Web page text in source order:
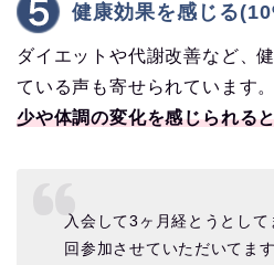
健康効果を感じる
ダイエットや代謝改善など、
ている声も寄せられています
少や体調の変化を感じられる
入会して3ヶ月経とうとし
回参加させていただいてま